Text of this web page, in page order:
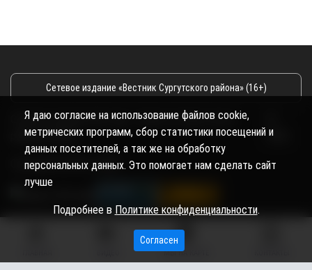
Сетевое издание «Вестник Сургутского района» (16+)
Сетевое издание Вестник - Новости Сургутского
района и Югры
2026
Copyright © 2018- 2026
МЫ НА КАРТЕ
Я даю согласие на использование файлов cookie,
метрических программ, сбор статистики посещений и
данных посетителей, а так же на обработку
персональных данных. Это помогает нам сделать сайт
лучше
Подробнее в Политике конфиденциальности.
Согласен